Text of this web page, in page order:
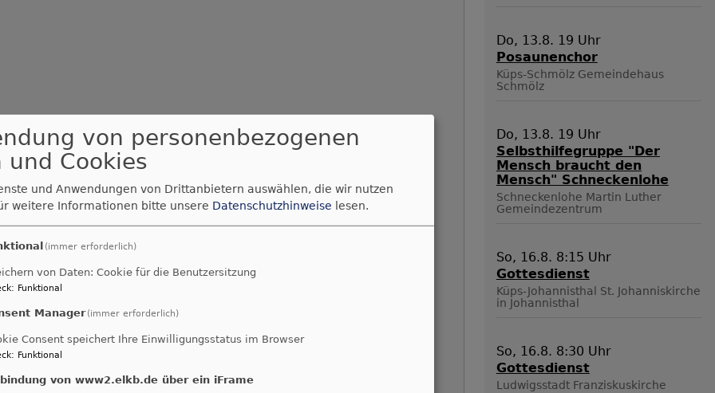
Externe Inhalte von www2.elkb.de anzeigen?
Ja (einmalig)
Datenschutzeinstellungen verwalten
Do, 13.8. 19 Uhr
Posaunenchor
Küps-Schmölz Gemeindehaus
Schmölz
Do, 13.8. 19 Uhr
Selbsthilfegruppe "Der
Mensch braucht den
Mensch" Schneckenlohe
Schneckenlohe Martin Luther
Gemeindezentrum
So, 16.8. 8:15 Uhr
Gottesdienst
Küps-Johannisthal
St. Johanniskirche
in Johannisthal
So, 16.8. 8:30 Uhr
Gottesdienst
Ludwigsstadt Franziskuskirche
von personenbezogenen
und Cookies
und Anwendungen von Drittanbietern auswählen, die wir nutzen
weitere Informationen bitte unsere Datenschutzhinweise lesen.
(immer erforderlich)
von Daten: Cookie für die Benutzersitzung
: Funktional
Manager (immer erforderlich)
Consent speichert Ihre Einwilligungsstatus im Browser
: Funktional
von www2.elkb.de über ein iFrame